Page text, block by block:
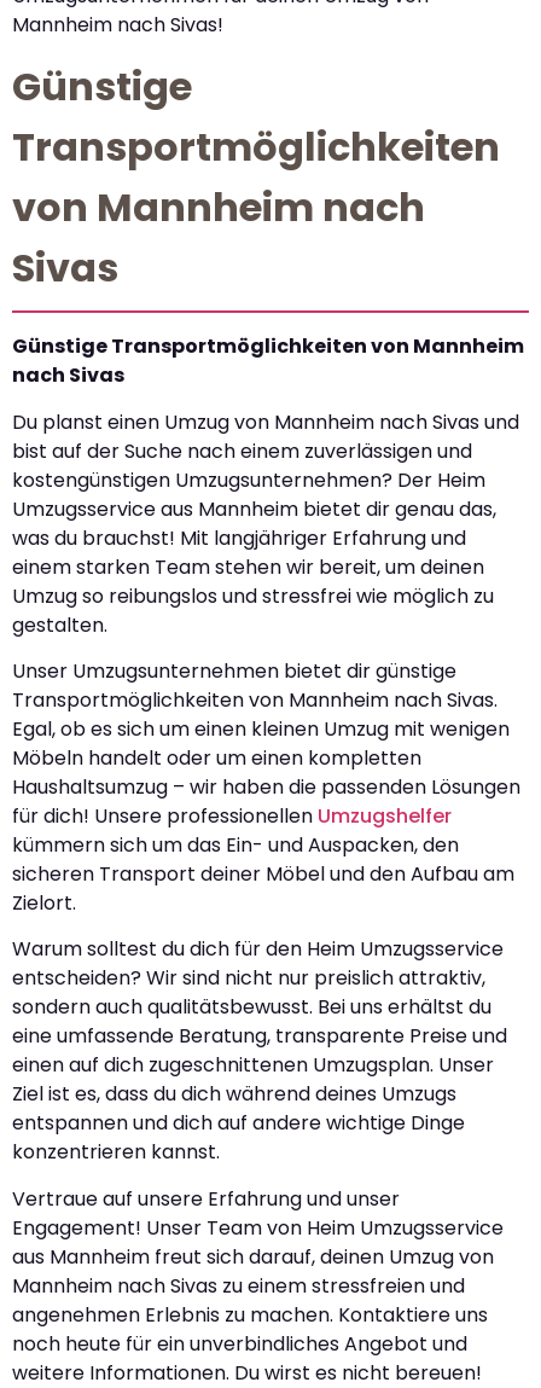
Mannheim nach Sivas!
Günstige
Transportmöglichkeiten
von Mannheim nach
Sivas
Günstige Transportmöglichkeiten von Mannheim
nach Sivas
Du planst einen Umzug von Mannheim nach Sivas und
bist auf der Suche nach einem zuverlässigen und
kostengünstigen Umzugsunternehmen? Der Heim
Umzugsservice aus Mannheim bietet dir genau das,
was du brauchst! Mit langjähriger Erfahrung und
einem starken Team stehen wir bereit, um deinen
Umzug so reibungslos und stressfrei wie möglich zu
gestalten.
Unser Umzugsunternehmen bietet dir günstige
Transportmöglichkeiten von Mannheim nach Sivas.
Egal, ob es sich um einen kleinen Umzug mit wenigen
Möbeln handelt oder um einen kompletten
Haushaltsumzug – wir haben die passenden Lösungen
für dich! Unsere professionellen Umzugshelfer
kümmern sich um das Ein- und Auspacken, den
sicheren Transport deiner Möbel und den Aufbau am
Zielort.
Warum solltest du dich für den Heim Umzugsservice
entscheiden? Wir sind nicht nur preislich attraktiv,
sondern auch qualitätsbewusst. Bei uns erhältst du
eine umfassende Beratung, transparente Preise und
einen auf dich zugeschnittenen Umzugsplan. Unser
Ziel ist es, dass du dich während deines Umzugs
entspannen und dich auf andere wichtige Dinge
konzentrieren kannst.
Vertraue auf unsere Erfahrung und unser
Engagement! Unser Team von Heim Umzugsservice
aus Mannheim freut sich darauf, deinen Umzug von
Mannheim nach Sivas zu einem stressfreien und
angenehmen Erlebnis zu machen. Kontaktiere uns
noch heute für ein unverbindliches Angebot und
weitere Informationen. Du wirst es nicht bereuen!